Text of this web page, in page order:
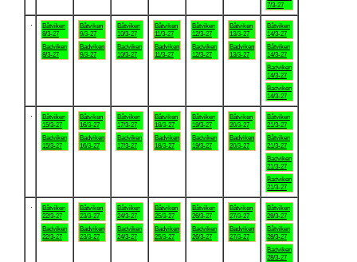
7/3-27
Båtviken
8/3-27
Badviken
8/3-27
Båtviken
9/3-27
Badviken
9/3-27
Båtviken
10/3-27
Badviken
10/3-27
Båtviken
11/3-27
Badviken
11/3-27
Båtviken
12/3-27
Badviken
12/3-27
Båtviken
13/3-27
Badviken
13/3-27
Båtviken
14/3-27
Båtviken
14/3-27
Badviken
14/3-27
Badviken
14/3-27
Båtviken
15/3-27
Badviken
15/3-27
Båtviken
16/3-27
Badviken
16/3-27
Båtviken
17/3-27
Badviken
17/3-27
Båtviken
18/3-27
Badviken
18/3-27
Båtviken
19/3-27
Badviken
19/3-27
Båtviken
20/3-27
Badviken
20/3-27
Båtviken
21/3-27
Båtviken
21/3-27
Badviken
21/3-27
Badviken
21/3-27
Båtviken
22/3-27
Badviken
22/3-27
Båtviken
23/3-27
Badviken
23/3-27
Båtviken
24/3-27
Badviken
24/3-27
Båtviken
25/3-27
Badviken
25/3-27
Båtviken
26/3-27
Badviken
26/3-27
Båtviken
27/3-27
Badviken
27/3-27
Båtviken
28/3-27
Båtviken
28/3-27
Badviken
28/3-27